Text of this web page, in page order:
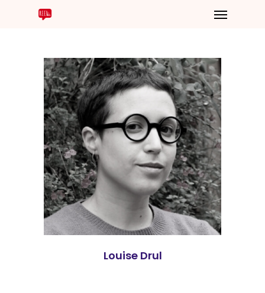
Louise Drul